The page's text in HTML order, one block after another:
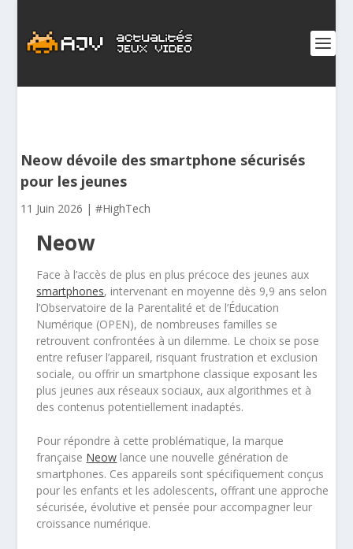
Neow dévoile des smartphone sécurisés
pour les jeunes
11 Juin 2026 |#HighTech
Neow
Face à l’accès de plus en plus précoce des jeunes aux
smartphones, intervenant en moyenne dès 9,9 ans selon
l’Observatoire de la Parentalité et de l’Éducation
Numérique (OPEN), de nombreuses familles se
retrouvent confrontées à un dilemme. Le choix se pose
entre refuser l’appareil, risquant frustration et exclusion
sociale, ou offrir un smartphone classique exposant les
plus jeunes aux réseaux sociaux, aux algorithmes et à
des contenus potentiellement inadaptés.
Pour répondre à cette problématique, la marque
française Neow lance une nouvelle génération de
smartphones. Ces appareils sont spécifiquement conçus
pour les enfants et les adolescents, offrant une approche
sécurisée, évolutive et pensée pour accompagner leur
croissance numérique.